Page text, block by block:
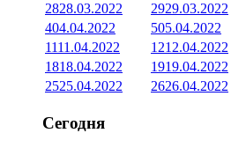
2828.03.2022 2929.03.2022
404.04.2022 505.04.2022
1111.04.2022 1212.04.2022
1818.04.2022 1919.04.2022
2525.04.2022 2626.04.2022
Сегодня